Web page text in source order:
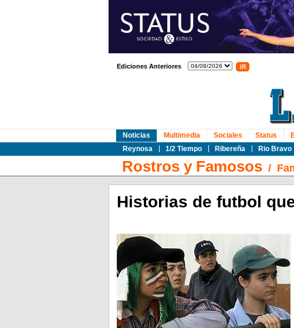
Ediciones Anteriores
Noticias
Reynosa
1/2 Tiempo Ribereña Rio Bravo
Multimedia Sociales Status
Rostros y Famosos/
Historias de futbol